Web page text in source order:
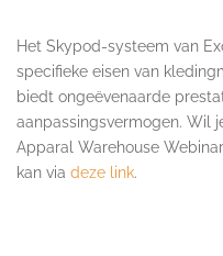
Het Skypod-systeem van
specifieke eisen van
biedt ongeëvenaarde
aanpassingsvermogen. Wil
Apparal Warehouse
kan via deze link.